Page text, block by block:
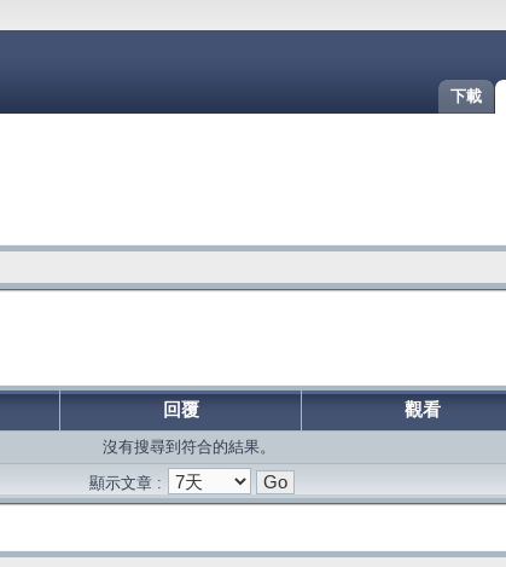
下載
回覆 觀看
沒有搜尋到符合的結果。
顯示文章 :